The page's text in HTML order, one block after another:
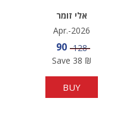
אלי זומר
Apr.-2026
Sale price
90 Price
128
Save 38 ₪
BUY